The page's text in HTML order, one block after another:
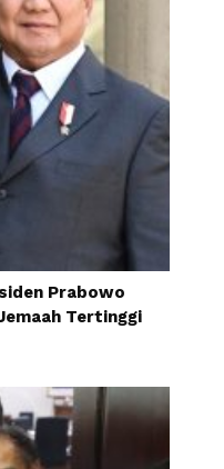
Prabowo
Tertinggi